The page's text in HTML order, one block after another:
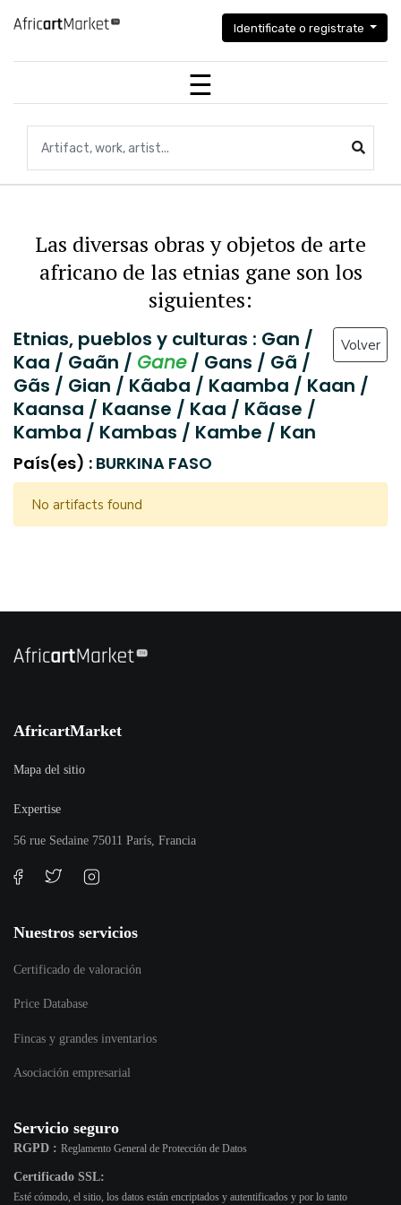
Identificate o registrate
Las diversas obras y objetos de arte
africano de las etnias gane son los
siguientes:
Volver
Etnias, pueblos y culturas : Gan /
Kaa / Gaãn / Gane/ Gans / Gã /
Gãs / Gian / Kãaba / Kaamba / Kaan /
Kaansa / Kaanse / Kaa / Kãase /
Kamba / Kambas / Kambe / Kan
País(es) : BURKINA FASO
No artifacts found
AfricartMarket
Mapa del sitio
Expertise
56 rue Sedaine 75011 París, Francia
Nuestros servicios
Certificado de valoración
Price Database
Fincas y grandes inventarios
Asociación empresarial
Servicio seguro
RGPD : Reglamento General de Protección de Datos
Certificado SSL:
Esté cómodo, el sitio, los datos están encriptados y autentificados y por lo tanto